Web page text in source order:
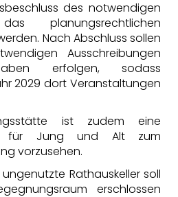
des notwendigen
planungsrechtlichen
Nach Abschluss sollen
Ausschreibungen
erfolgen, sodass
2029 dort Veranstaltungen
ist zudem eine
für Jung und Alt zum
vorzusehen.
Rathauskeller soll
erschlossen